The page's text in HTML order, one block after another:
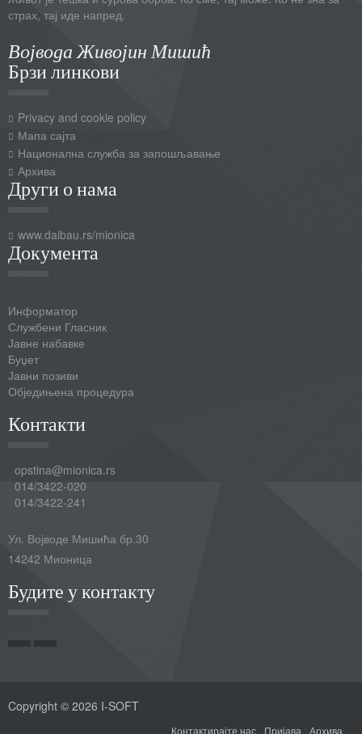
страх, тај иде напред.
Војвода Живојин Мишић
Брзи линкови
Privacy and cookie policy
Мапа сајта
Национална служба за запошљавање
Архива
Други о нама
www.daibau.rs/mionica
Документа
Информатор
Службени Гласник
Јавне набавке
Буџет
Јавни позиви
Обједињена процедура
Контакти
opstina@mionica.rs
014/3422-020
014/3422-241
Ул. Војводе Мишића бр.30
14242 Мионица
Будите у контакту
Copyright © 2026 I-SOFT
Контактирајте нас Пријава Архива